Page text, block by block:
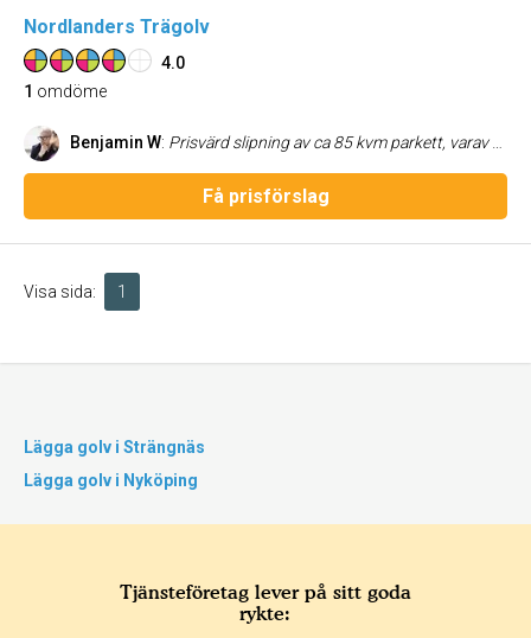
Nordlanders Trägolv
4.0
1 omdöme
Benjamin W: Prisvärd slipning av ca 85 kvm parkett, varav hälften var riktigt dåligt lagt. Golvet hårdvaxoljades med matt finish och ser helt fantastiska ut. Byte av trösklar. Målning av sovrum samt innerdörrar. I det stora hela är vi väldigt nöjda, framförallt med golven. Målningsarbetet tog lite längre tid än beräknat då vi hade en del att anmärka på men det åtgärdades tills vi var nöjda och det var fast pris som gällde. Bra kommunikation via telefon/SMS. Rekommenderas!
Få prisförslag
Visa sida: 1
Lägga golv i Strängnäs
Lägga golv i Nyköping
Tjänsteföretag lever på sitt goda
rykte: